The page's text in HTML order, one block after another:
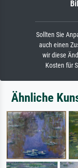
Sollten Sie
auch einen
wir diese
Kosten für
Ähnliche